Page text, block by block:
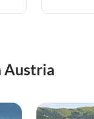
Austria